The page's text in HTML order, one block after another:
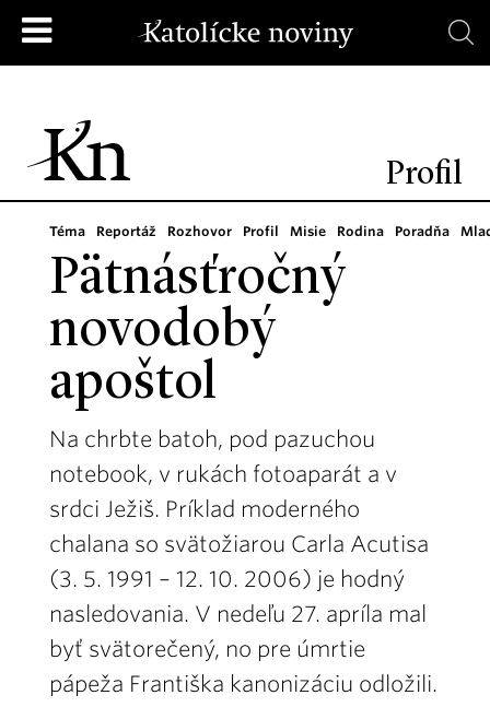
Profil
Téma Reportáž Rozhovor Profil Misie Rodina Poradňa
Pätnásťročný
novodobý
apoštol
Na chrbte batoh, pod pazuchou
notebook, v rukách fotoaparát a v
srdci Ježiš. Príklad moderného
chalana so svätožiarou Carla Acutisa
(3. 5. 1991 – 12. 10. 2006) je hodný
nasledovania. V nedeľu 27. apríla mal
byť svätorečený, no pre úmrtie
pápeža Františka kanonizáciu odložili.